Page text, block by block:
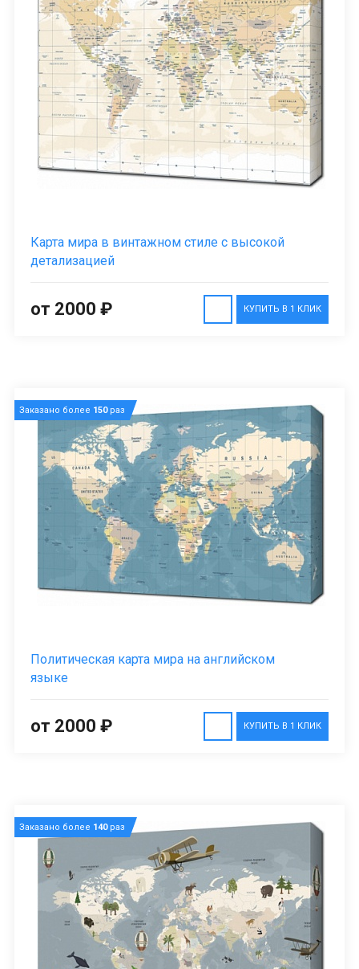
Карта мира в винтажном стиле с высокой
детализацией
КУПИТЬ В 1 КЛИК
от 2000 ₽
Заказано более 150раз
Политическая карта мира на английском
языке
КУПИТЬ В 1 КЛИК
от 2000 ₽
Заказано более 140раз